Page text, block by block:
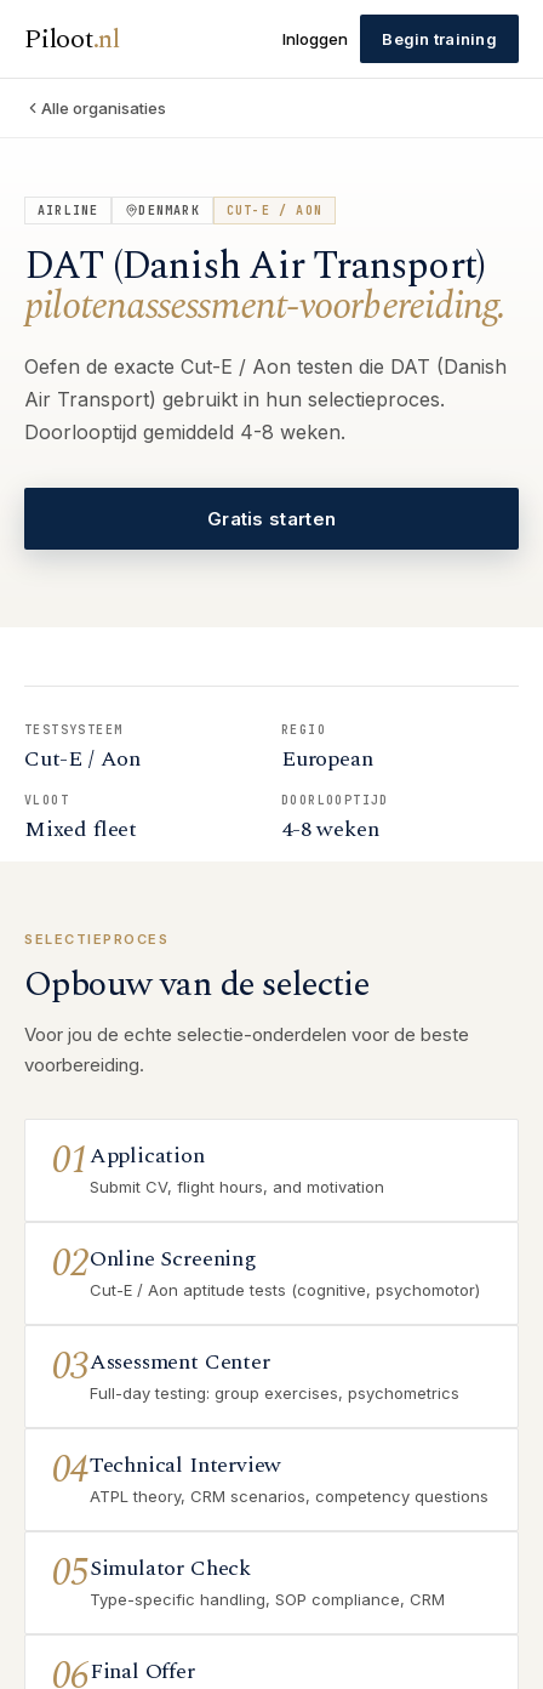
Piloot.nl Inloggen Begin training
Alle organisaties
AIRLINE DENMARK CUT-E / AON
DAT (Danish Air Transport)
pilotenassessment-voorbereiding.
Oefen de exacte Cut-E / Aon testen die DAT (Danish
Air Transport) gebruikt in hun selectieproces.
Doorlooptijd gemiddeld 4-8 weken.
Gratis starten
TESTSYSTEEM
Cut-E / Aon
REGIO
European
VLOOT
Mixed fleet
DOORLOOPTIJD
4-8 weken
SELECTIEPROCES
Opbouw van de selectie
Voor jou de echte selectie-onderdelen voor de beste
voorbereiding.
01Application
Submit CV, flight hours, and motivation
02Online Screening
Cut-E / Aon aptitude tests (cognitive, psychomotor)
03Assessment Center
Full-day testing: group exercises, psychometrics
04Technical Interview
ATPL theory, CRM scenarios, competency questions
05Simulator Check
Type-specific handling, SOP compliance, CRM
06Final Offer